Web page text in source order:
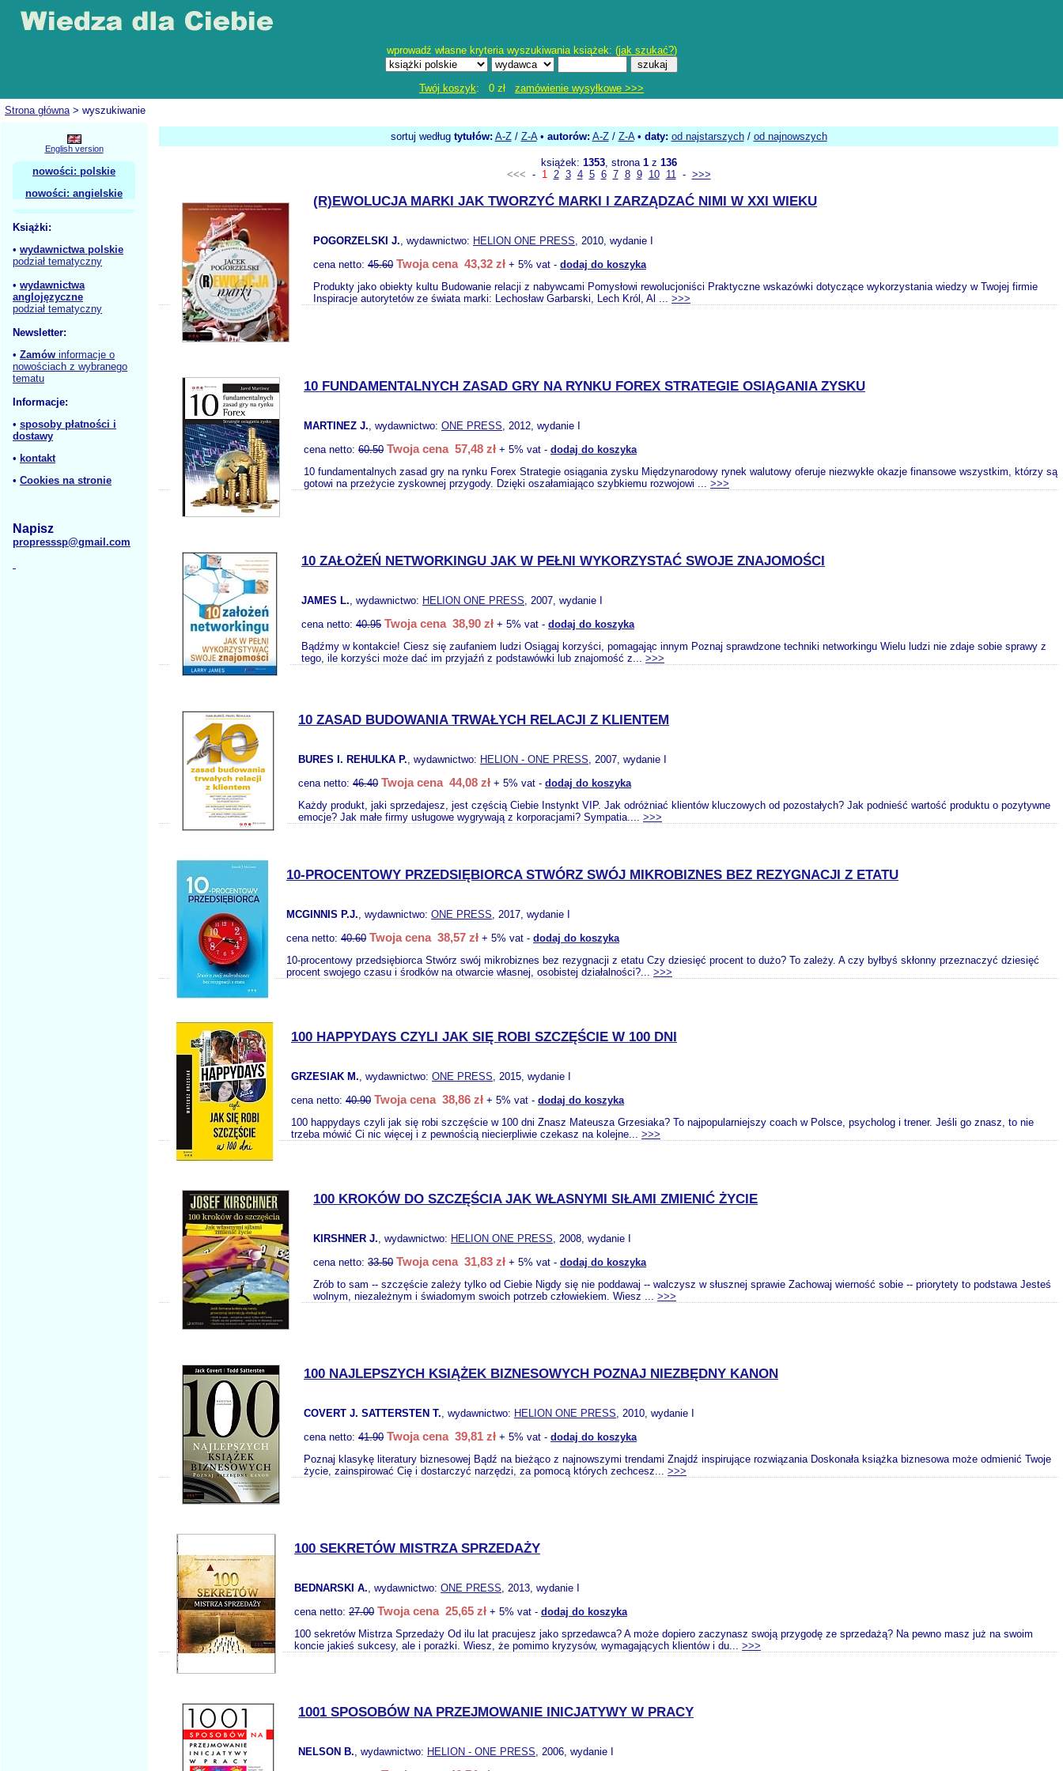
wprowadź własne kryteria wyszukiwania książek: (jak szukać?)
Twój koszyk: 0 zł zamówienie wysyłkowe >>>
Strona główna> wyszukiwanie
English version
nowości: polskie
nowości: angielskie
Książki:
• wydawnictwa polskie
podział tematyczny
• wydawnictwa
anglojęzyczne
podział tematyczny
Newsletter:
• Zamów informacje o
nowościach z wybranego
tematu
Informacje:
• sposoby płatności i
dostawy
• kontakt
• Cookies na stronie
Napisz
propresssp@gmail.com
sortuj według tytułów: A-Z/ Z-A• autorów: A-Z/ Z-A• daty: od najstarszych/ od najnowszych
książek: 1353, strona 1z 136
<<< - 1 2 3 4 5 6 7 8 9 10 11- >>>
(R)EWOLUCJA MARKI JAK TWORZYĆ MARKI I ZARZĄDZAĆ NIMI W XXI WIEKU
POGORZELSKI J., wydawnictwo: HELION ONE PRESS, 2010, wydanie I
cena netto: 45.60 Twoja cena 43,32 zł + 5% vat - dodaj do koszyka
Produkty jako obiekty kultu Budowanie relacji z nabywcami Pomysłowi rewolucjoniści Praktyczne wskazówki dotyczące wykorzystania wiedzy w Twojej firmie
Inspiracje autorytetów ze świata marki: Lechosław Garbarski, Lech Król, Al ... >>>
10 FUNDAMENTALNYCH ZASAD GRY NA RYNKU FOREX STRATEGIE OSIĄGANIA ZYSKU
MARTINEZ J., wydawnictwo: ONE PRESS, 2012, wydanie I
cena netto: 60.50 Twoja cena 57,48 zł + 5% vat - dodaj do koszyka
10 fundamentalnych zasad gry na rynku Forex Strategie osiągania zysku Międzynarodowy rynek walutowy oferuje niezwykłe okazje finansowe wszystkim, którzy są
gotowi na przeżycie zyskownej przygody. Dzięki oszałamiająco szybkiemu rozwojowi ... >>>
10 ZAŁOŻEŃ NETWORKINGU JAK W PEŁNI WYKORZYSTAĆ SWOJE ZNAJOMOŚCI
JAMES L., wydawnictwo: HELION ONE PRESS, 2007, wydanie I
cena netto: 40.95 Twoja cena 38,90 zł + 5% vat - dodaj do koszyka
Bądźmy w kontakcie! Ciesz się zaufaniem ludzi Osiągaj korzyści, pomagając innym Poznaj sprawdzone techniki networkingu Wielu ludzi nie zdaje sobie sprawy z
tego, ile korzyści może dać im przyjaźń z podstawówki lub znajomość z... >>>
10 ZASAD BUDOWANIA TRWAŁYCH RELACJI Z KLIENTEM
BURES I. REHULKA P., wydawnictwo: HELION - ONE PRESS, 2007, wydanie I
cena netto: 46.40 Twoja cena 44,08 zł + 5% vat - dodaj do koszyka
Każdy produkt, jaki sprzedajesz, jest częścią Ciebie Instynkt VIP. Jak odróżniać klientów kluczowych od pozostałych? Jak podnieść wartość produktu o pozytywne
emocje? Jak małe firmy usługowe wygrywają z korporacjami? Sympatia.... >>>
10-PROCENTOWY PRZEDSIĘBIORCA STWÓRZ SWÓJ MIKROBIZNES BEZ REZYGNACJI Z ETATU
MCGINNIS P.J., wydawnictwo: ONE PRESS, 2017, wydanie I
cena netto: 40.60 Twoja cena 38,57 zł + 5% vat - dodaj do koszyka
10-procentowy przedsiębiorca Stwórz swój mikrobiznes bez rezygnacji z etatu Czy dziesięć procent to dużo? To zależy. A czy byłbyś skłonny przeznaczyć dziesięć
procent swojego czasu i środków na otwarcie własnej, osobistej działalności?... >>>
100 HAPPYDAYS CZYLI JAK SIĘ ROBI SZCZĘŚCIE W 100 DNI
GRZESIAK M., wydawnictwo: ONE PRESS, 2015, wydanie I
cena netto: 40.90 Twoja cena 38,86 zł + 5% vat - dodaj do koszyka
100 happydays czyli jak się robi szczęście w 100 dni Znasz Mateusza Grzesiaka? To najpopularniejszy coach w Polsce, psycholog i trener. Jeśli go znasz, to nie
trzeba mówić Ci nic więcej i z pewnością niecierpliwie czekasz na kolejne... >>>
100 KROKÓW DO SZCZĘŚCIA JAK WŁASNYMI SIŁAMI ZMIENIĆ ŻYCIE
KIRSHNER J., wydawnictwo: HELION ONE PRESS, 2008, wydanie I
cena netto: 33.50 Twoja cena 31,83 zł + 5% vat - dodaj do koszyka
Zrób to sam -- szczęście zależy tylko od Ciebie Nigdy się nie poddawaj -- walczysz w słusznej sprawie Zachowaj wierność sobie -- priorytety to podstawa Jesteś
wolnym, niezależnym i świadomym swoich potrzeb człowiekiem. Wiesz ... >>>
100 NAJLEPSZYCH KSIĄŻEK BIZNESOWYCH POZNAJ NIEZBĘDNY KANON
COVERT J. SATTERSTEN T., wydawnictwo: HELION ONE PRESS, 2010, wydanie I
cena netto: 41.90 Twoja cena 39,81 zł + 5% vat - dodaj do koszyka
Poznaj klasykę literatury biznesowej Bądź na bieżąco z najnowszymi trendami Znajdź inspirujące rozwiązania Doskonała książka biznesowa może odmienić Twoje
życie, zainspirować Cię i dostarczyć narzędzi, za pomocą których zechcesz... >>>
100 SEKRETÓW MISTRZA SPRZEDAŻY
BEDNARSKI A., wydawnictwo: ONE PRESS, 2013, wydanie I
cena netto: 27.00 Twoja cena 25,65 zł + 5% vat - dodaj do koszyka
100 sekretów Mistrza Sprzedaży Od ilu lat pracujesz jako sprzedawca? A może dopiero zaczynasz swoją przygodę ze sprzedażą? Na pewno masz już na swoim
koncie jakieś sukcesy, ale i porażki. Wiesz, że pomimo kryzysów, wymagających klientów i du... >>>
1001 SPOSOBÓW NA PRZEJMOWANIE INICJATYWY W PRACY
NELSON B., wydawnictwo: HELION - ONE PRESS, 2006, wydanie I